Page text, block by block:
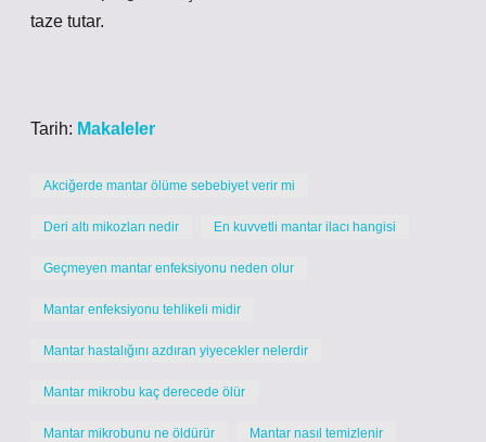
taze tutar.
Tarih: Makaleler
Akciğerde mantar ölüme sebebiyet verir mi
Deri altı mikozları nedir En kuvvetli mantar ilacı hangisi
Geçmeyen mantar enfeksiyonu neden olur
Mantar enfeksiyonu tehlikeli midir
Mantar hastalığını azdıran yiyecekler nelerdir
Mantar mikrobu kaç derecede ölür
Mantar mikrobunu ne öldürür Mantar nasıl temizlenir